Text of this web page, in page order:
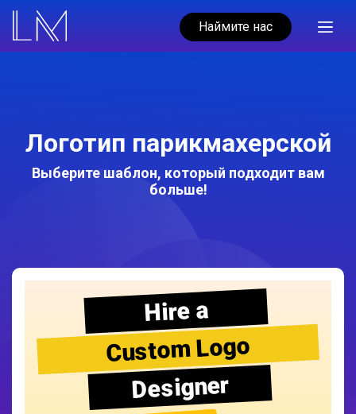
Наймите нас
Логотип парикмахерской
Выберите шаблон, который подходит вам
больше!
Hire a
Custom Logo
Designer